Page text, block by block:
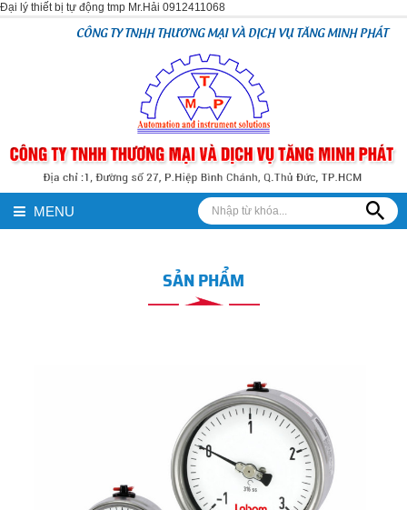
Đại lý thiết bị tự động tmp Mr.Hải 0912411068
CÔNG TY TNHH THƯƠNG MẠI VÀ DỊCH VỤ TĂNG MINH PHÁT
MENU
SẢN PHẨM